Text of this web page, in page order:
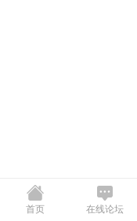
首页 在线论坛